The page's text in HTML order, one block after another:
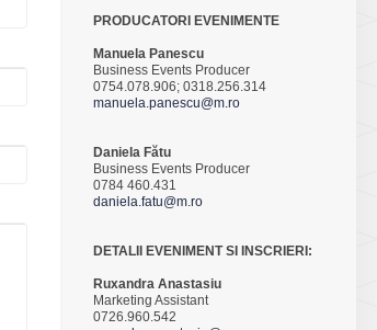
PRODUCATORI EVENIMENTE
Manuela Panescu
Business Events Producer
0754.078.906; 0318.256.314
manuela.panescu@m.ro
Daniela Fătu
Business Events Producer
0784 460.431
daniela.fatu@m.ro
DETALII EVENIMENT SI INSCRIERI:
Ruxandra Anastasiu
Marketing Assistant
0726.960.542